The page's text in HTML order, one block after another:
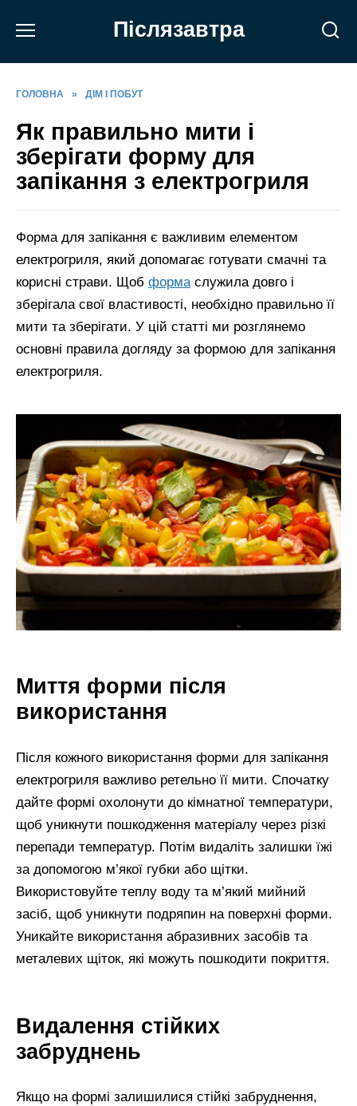
Післязавтра
ГОЛОВНА » ДІМ І ПОБУТ
Як правильно мити і
зберігати форму для
запікання з електрогриля
Форма для запікання є важливим елементом
електрогриля, який допомагає готувати смачні та
корисні страви. Щоб формаслужила довго і
зберігала свої властивості, необхідно правильно її
мити та зберігати. У цій статті ми розглянемо
основні правила догляду за формою для запікання
електрогриля.
Миття форми після
використання
Після кожного використання форми для запікання
електрогриля важливо ретельно її мити. Спочатку
дайте формі охолонути до кімнатної температури,
щоб уникнути пошкодження матеріалу через різкі
перепади температур. Потім видаліть залишки їжі
за допомогою м’якої губки або щітки.
Використовуйте теплу воду та м’який мийний
засіб, щоб уникнути подряпин на поверхні форми.
Уникайте використання абразивних засобів та
металевих щіток, які можуть пошкодити покриття.
Видалення стійких
забруднень
Якщо на формі залишилися стійкі забруднення,